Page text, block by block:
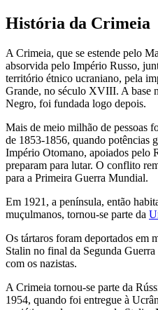
História da Crimeia
A Crimeia, que se estende pelo
absorvida pelo Império Russo,
território étnico ucraniano, pela
Grande, no século XVIII. A base
Negro, foi fundada logo depois.
Mais de meio milhão de pessoas
de 1853-1856, quando potências
Império Otomano, apoiados pelo
preparam para lutar. O conflito
para a Primeira Guerra Mundial.
Em 1921, a península, então
muçulmanos, tornou-se parte da
Os tártaros foram deportados em
Stalin no final da Segunda
com os nazistas.
A Crimeia tornou-se parte da
1954, quando foi entregue à